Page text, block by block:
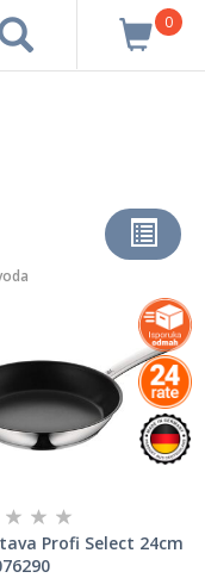
0
Profi Select 24cm